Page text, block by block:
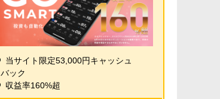
当サイト限定53,000円キャッシュ
バック
収益率160%超